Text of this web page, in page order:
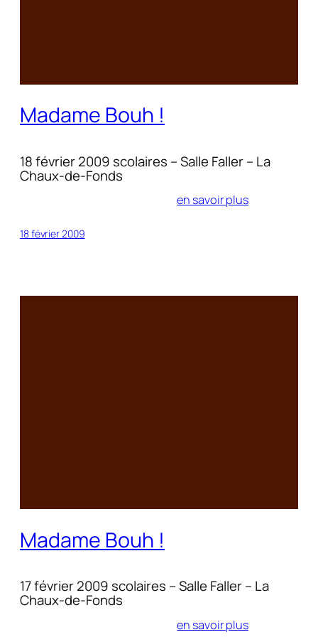
Madame Bouh !
18 février 2009 scolaires – Salle Faller – La
Chaux-de-Fonds
en savoir plus
18 février 2009
Madame Bouh !
17 février 2009 scolaires – Salle Faller – La
Chaux-de-Fonds
en savoir plus